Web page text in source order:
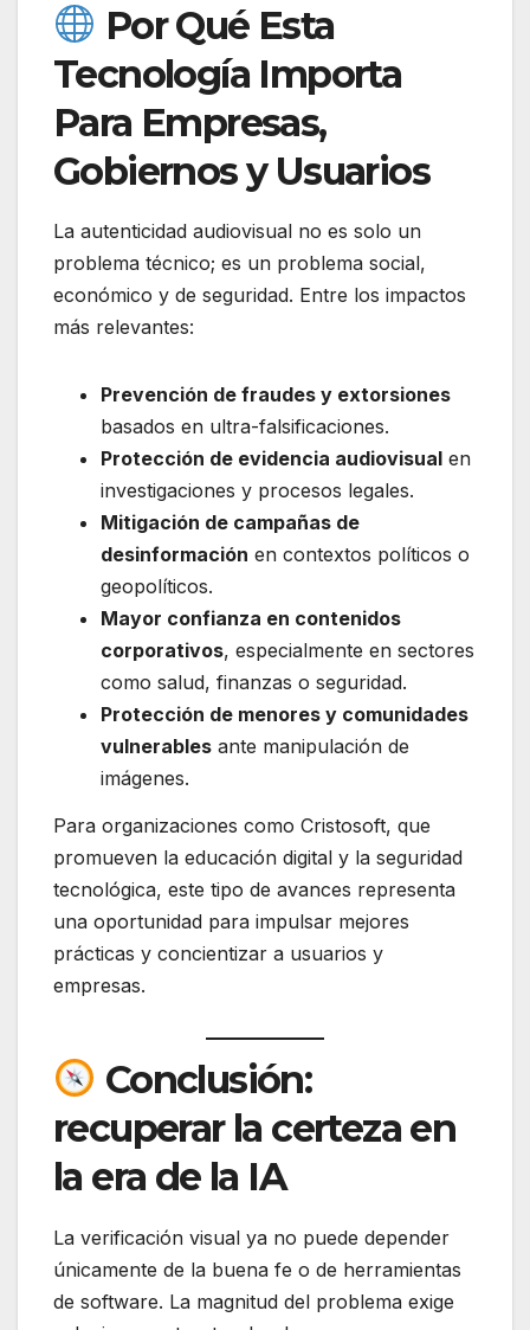
Por Qué Esta
Tecnología Importa
Para Empresas,
Gobiernos y Usuarios
La autenticidad audiovisual no es solo un
problema técnico; es un problema social,
económico y de seguridad. Entre los impactos
más relevantes:
Prevención de fraudes y extorsiones
basados en ultra-falsificaciones.
Protección de evidencia audiovisual en
investigaciones y procesos legales.
Mitigación de campañas de
desinformación en contextos políticos o
geopolíticos.
Mayor confianza en contenidos
corporativos, especialmente en sectores
como salud, finanzas o seguridad.
Protección de menores y comunidades
vulnerables ante manipulación de
imágenes.
Para organizaciones como Cristosoft, que
promueven la educación digital y la seguridad
tecnológica, este tipo de avances representa
una oportunidad para impulsar mejores
prácticas y concientizar a usuarios y
empresas.
Conclusión:
recuperar la certeza en
la era de la IA
La verificación visual ya no puede depender
únicamente de la buena fe o de herramientas
de software. La magnitud del problema exige